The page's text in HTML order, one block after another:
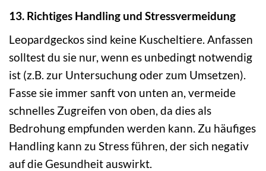
13. Richtiges Handling und Stressvermeidung
Leopardgeckos sind keine Kuscheltiere. Anfassen
solltest du sie nur, wenn es unbedingt notwendig
ist (z.B. zur Untersuchung oder zum Umsetzen).
Fasse sie immer sanft von unten an, vermeide
schnelles Zugreifen von oben, da dies als
Bedrohung empfunden werden kann. Zu häufiges
Handling kann zu Stress führen, der sich negativ
auf die Gesundheit auswirkt.